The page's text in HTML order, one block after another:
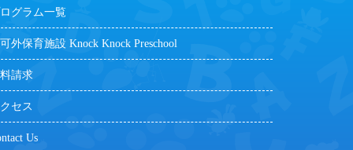
グラム一覧
外保育施設 Knock Knock Preschool
請求
セス
Us